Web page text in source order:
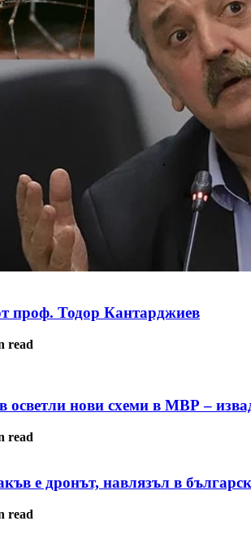
проф. Тодор Кантарджиев
read
нови схеми в МВР –
read
е дронът, навлязъл в
read